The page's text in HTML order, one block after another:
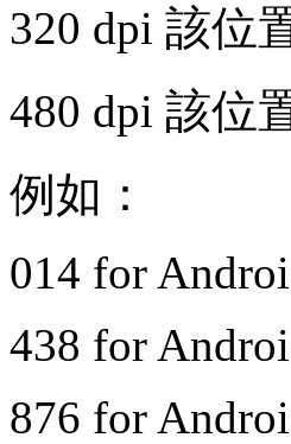
320 dpi 該位
480 dpi 該位
例如：
014 for
438 for
876 for